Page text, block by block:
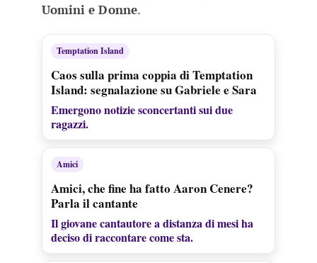
Uomini e Donne.
Temptation Island
Caos sulla prima coppia di Temptation
Island: segnalazione su Gabriele e Sara
Emergono notizie sconcertanti sui due
ragazzi.
Amici
Amici, che fine ha fatto Aaron Cenere?
Parla il cantante
Il giovane cantautore a distanza di mesi ha
deciso di raccontare come sta.